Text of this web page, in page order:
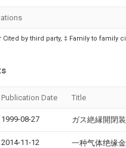
Cited by third party, ‡ Family to family
Publication Date Title
1999-08-27 ガス絶縁開閉
2014-11-12
一种气体绝缘